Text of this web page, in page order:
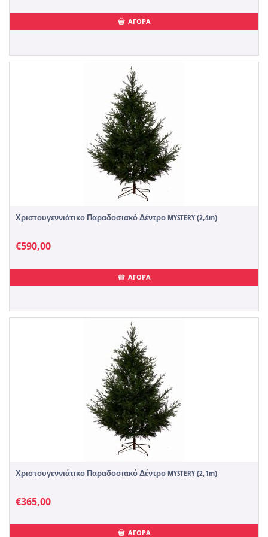
ΑΓΟΡΑ
Χριστουγεννιάτικο Παραδοσιακό Δέντρο MYSTERY (2,4m)
€590,00
ΑΓΟΡΑ
Χριστουγεννιάτικο Παραδοσιακό Δέντρο MYSTERY (2,1m)
€365,00
ΑΓΟΡΑ